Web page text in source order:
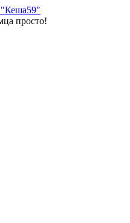
просто!